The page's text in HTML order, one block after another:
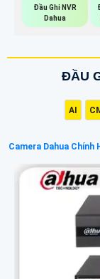
Đầu Ghi NVR
Dahua
ĐẦU
AI
Camera Dahua Chính